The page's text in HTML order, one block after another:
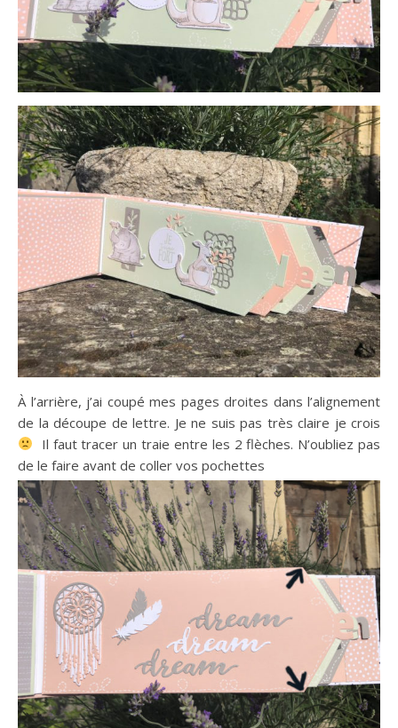
À l’arrière, j’ai coupé mes pages droites dans l’alignement
de la découpe de lettre. Je ne suis pas très claire je crois
Il faut tracer un traie entre les 2 flèches. N’oubliez pas
de le faire avant de coller vos pochettes